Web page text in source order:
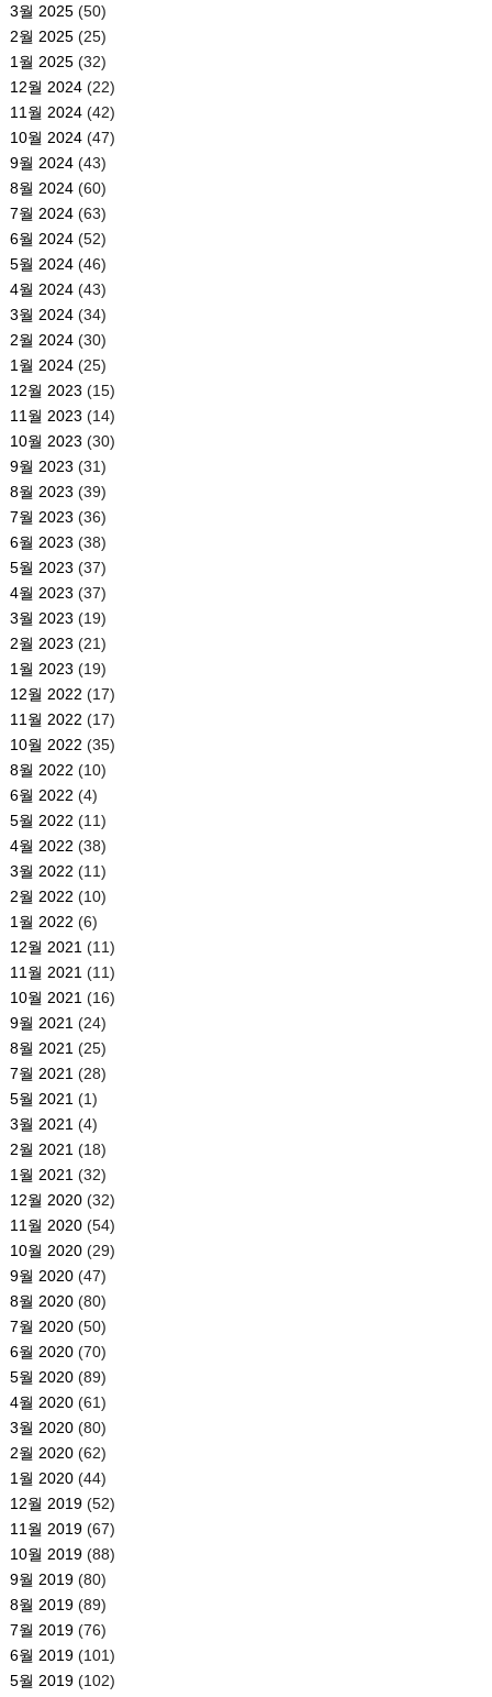
3월 2025(50)
2월 2025(25)
1월 2025(32)
12월 2024(22)
11월 2024(42)
10월 2024(47)
9월 2024(43)
8월 2024(60)
7월 2024(63)
6월 2024(52)
5월 2024(46)
4월 2024(43)
3월 2024(34)
2월 2024(30)
1월 2024(25)
12월 2023 (15)
11월 2023 (14)
10월 2023 (30)
9월 2023 (31)
8월 2023 (39)
7월 2023 (36)
6월 2023 (38)
5월 2023 (37)
4월 2023 (37)
3월 2023 (19)
2월 2023 (21)
1월 2023 (19)
12월 2022 (17)
11월 2022 (17)
10월 2022 (35)
8월 2022 (10)
6월 2022 (4)
5월 2022 (11)
4월 2022 (38)
3월 2022 (11)
2월 2022 (10)
1월 2022 (6)
12월 2021 (11)
11월 2021 (11)
10월 2021 (16)
9월 2021 (24)
8월 2021 (25)
7월 2021 (28)
5월 2021 (1)
3월 2021 (4)
2월 2021 (18)
1월 2021 (32)
12월 2020(32)
11월 2020(54)
10월 2020(29)
9월 2020(47)
8월 2020(80)
7월 2020(50)
6월 2020(70)
5월 2020(89)
4월 2020(61)
3월 2020(80)
2월 2020(62)
1월 2020(44)
12월 2019(52)
11월 2019(67)
10월 2019(88)
9월 2019(80)
8월 2019(89)
7월 2019(76)
6월 2019(101)
5월 2019(102)